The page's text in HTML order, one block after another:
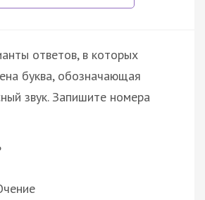
ответов, в которых
буква, обозначающая
звук. Запишите номера